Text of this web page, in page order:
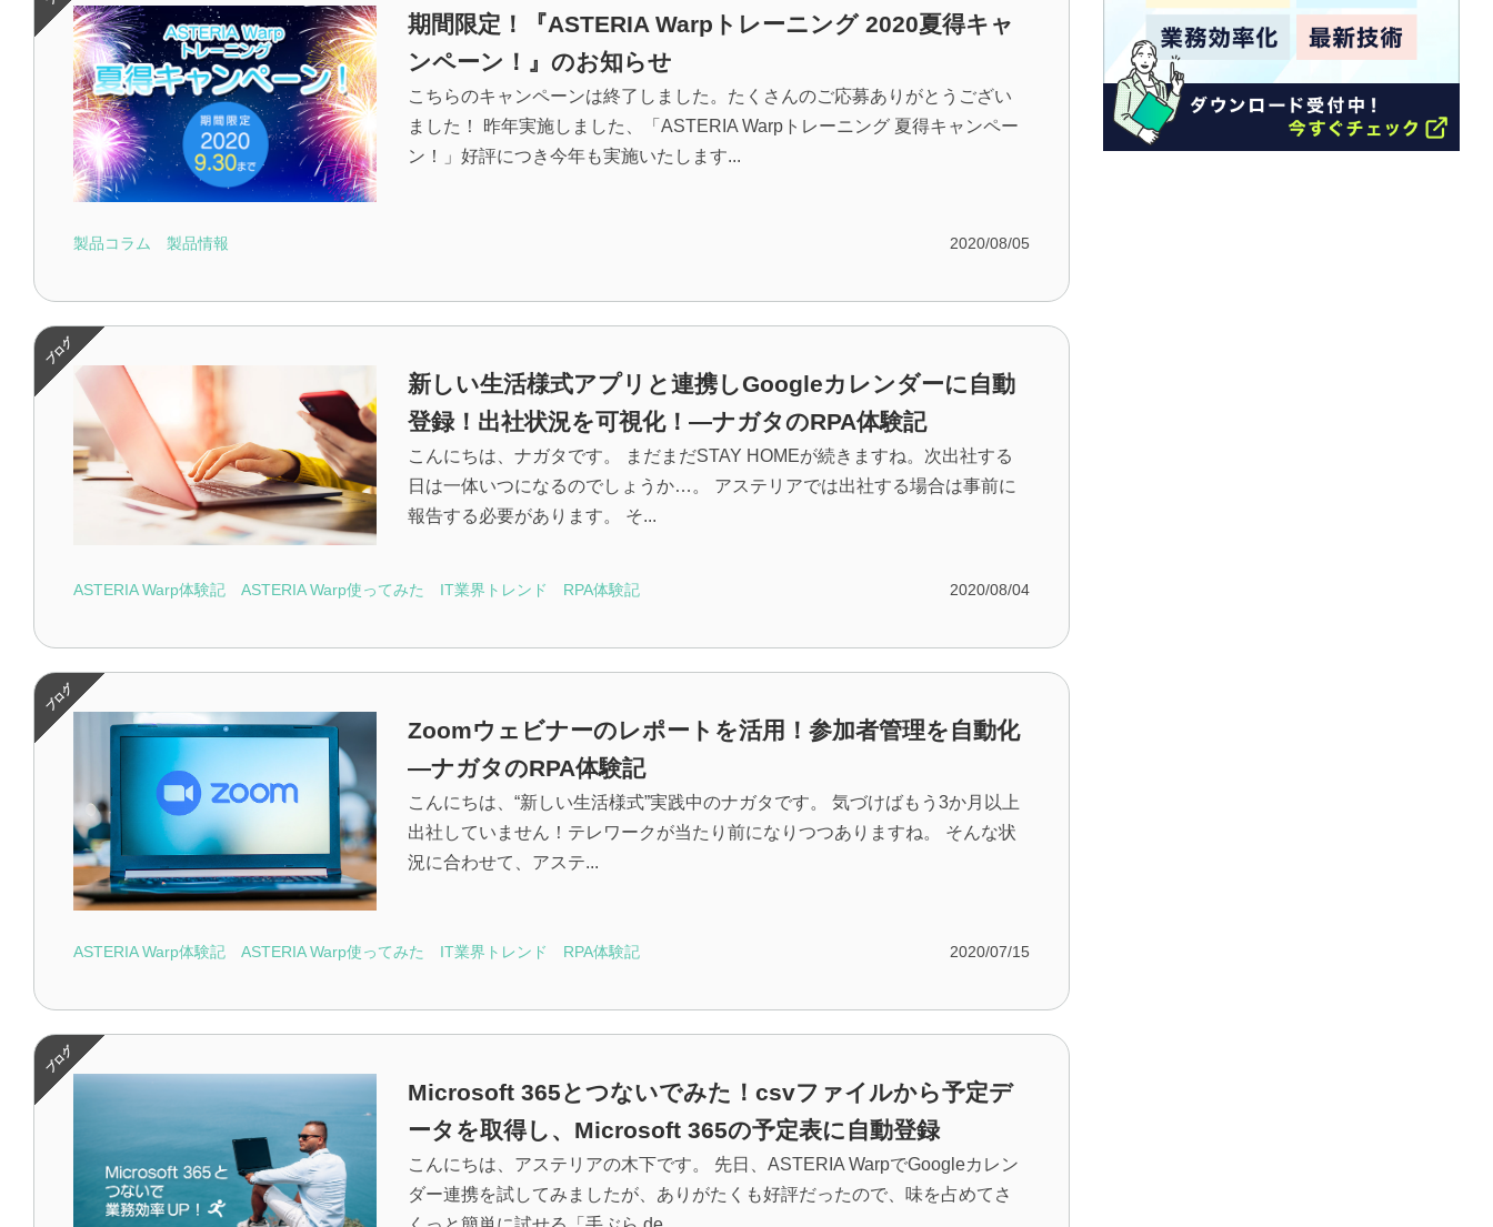
期間限定！『ASTERIA Warpトレーニング 2020夏得キャ
ンペーン！』のお知らせ
こちらのキャンペーンは終了しました。たくさんのご応募ありがとうござい
ました！ 昨年実施しました、「ASTERIA Warpトレーニング 夏得キャンペー
ン！」好評につき今年も実施いたします...
製品コラム 製品情報 2020/08/05
新しい生活様式アプリと連携しGoogleカレンダーに自動
登録！出社状況を可視化！―ナガタのRPA体験記
こんにちは、ナガタです。 まだまだSTAY HOMEが続きますね。次出社する
日は一体いつになるのでしょうか…。 アステリアでは出社する場合は事前に
報告する必要があります。 そ...
ASTERIA Warp体験記 ASTERIA Warp使ってみた IT業界トレンド RPA体験記 2020/08/04
Zoomウェビナーのレポートを活用！参加者管理を自動化
―ナガタのRPA体験記
こんにちは、“新しい生活様式”実践中のナガタです。 気づけばもう3か月以上
出社していません！テレワークが当たり前になりつつありますね。 そんな状
況に合わせて、アステ...
ASTERIA Warp体験記 ASTERIA Warp使ってみた IT業界トレンド RPA体験記 2020/07/15
Microsoft 365とつないでみた！csvファイルから予定デ
ータを取得し、Microsoft 365の予定表に自動登録
こんにちは、アステリアの木下です。 先日、ASTERIA WarpでGoogleカレン
ダー連携を試してみましたが、ありがたくも好評だったので、味を占めてさ